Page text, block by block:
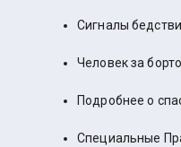
Сигналы
Человек за
Подробнее о
Специальные